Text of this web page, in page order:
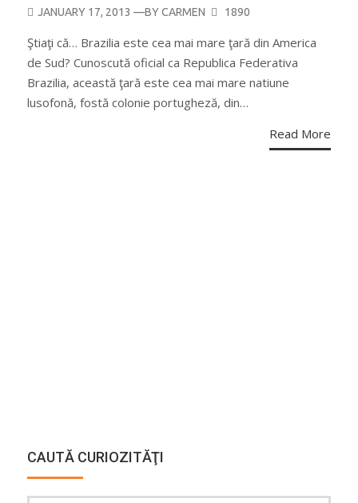
POSTED
JANUARY 17, 2013 —BYCARMEN 1890
Ştiaţi că… Brazilia este cea mai mare ţară din America
de Sud? Cunoscută oficial ca Republica Federativa
Brazilia, această ţară este cea mai mare natiune
lusofonă, fostă colonie portugheză, din…
Read More
CAUTĂ CURIOZITĂŢI